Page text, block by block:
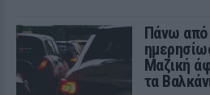
Πάνω από
Μαζική
τα